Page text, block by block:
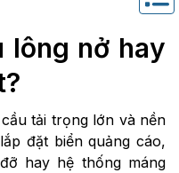
lông nở hay
tải trọng lớn và nền
đặt biển quảng cáo,
hay hệ thống máng